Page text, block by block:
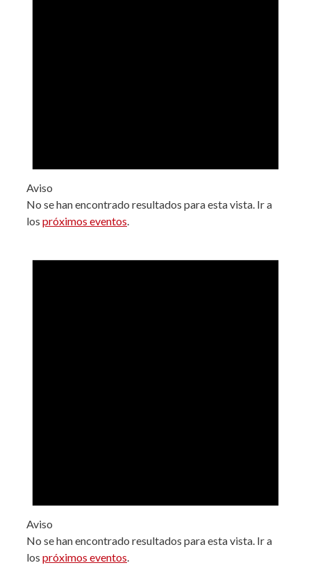
Aviso
No se han encontrado resultados para esta vista. Ir a
los próximos eventos
Aviso
No se han encontrado resultados para esta vista. Ir a
los próximos eventos.